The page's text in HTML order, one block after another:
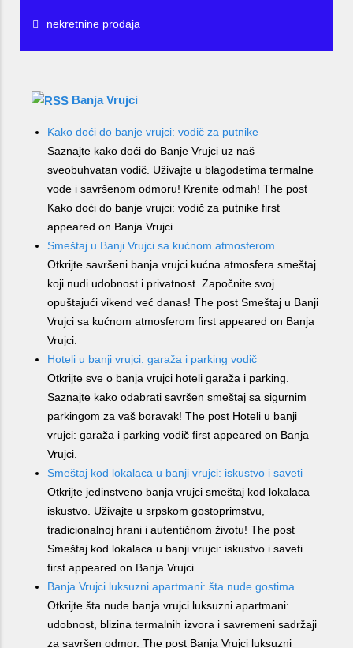
nekretnine prodaja
Banja Vrujci
Kako doći do banje vrujci: vodič za putnike
Saznajte kako doći do Banje Vrujci uz naš
sveobuhvatan vodič. Uživajte u blagodetima termalne
vode i savršenom odmoru! Krenite odmah! The post
Kako doći do banje vrujci: vodič za putnike first
appeared on Banja Vrujci.
Smeštaj u Banji Vrujci sa kućnom atmosferom
Otkrijte savršeni banja vrujci kućna atmosfera smeštaj
koji nudi udobnost i privatnost. Započnite svoj
opuštajući vikend već danas! The post Smeštaj u Banji
Vrujci sa kućnom atmosferom first appeared on Banja
Vrujci.
Hoteli u banji vrujci: garaža i parking vodič
Otkrijte sve o banja vrujci hoteli garaža i parking.
Saznajte kako odabrati savršen smeštaj sa sigurnim
parkingom za vaš boravak! The post Hoteli u banji
vrujci: garaža i parking vodič first appeared on Banja
Vrujci.
Smeštaj kod lokalaca u banji vrujci: iskustvo i saveti
Otkrijte jedinstveno banja vrujci smeštaj kod lokalaca
iskustvo. Uživajte u srpskom gostoprimstvu,
tradicionalnoj hrani i autentičnom životu! The post
Smeštaj kod lokalaca u banji vrujci: iskustvo i saveti
first appeared on Banja Vrujci.
Banja Vrujci luksuzni apartmani: šta nude gostima
Otkrijte šta nude banja vrujci luksuzni apartmani:
udobnost, blizina termalnih izvora i savremeni sadržaji
za savršen odmor. The post Banja Vrujci luksuzni